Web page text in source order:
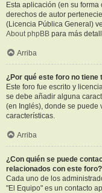
Esta aplicación (en su
derechos de autor
(Licencia Pública General)
About phpBB para más
Arriba
¿Por qué este foro no tiene
Este foro fue escrito y
se debe añadir alguna
(en Inglés), donde se puede
características.
Arriba
¿Con quién se puede
relacionados con este foro?
Cada uno de los
"El Equipo" es un contacto